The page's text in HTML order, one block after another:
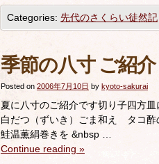
Categories: 先代のさくらい徒然記
季節の八寸 ご紹介
Posted on 2006年7月10日 by kyoto-sakurai
夏に八寸のご紹介です切り子四方
白だつ（ずいき）ごま和え タコ酢
鮭温薫絹巻きを &nbsp …
Continue reading »